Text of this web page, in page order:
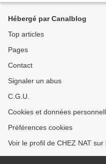
Hébergé par Canalblog
Top articles
Pages
Contact
Signaler un abus
C.G.U.
Cookies et données
Préférences cookies
Voir le profil de CHEZ NAT